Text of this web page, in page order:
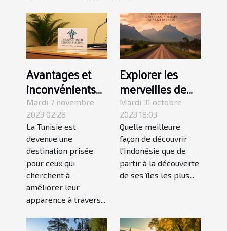
Avantages et
inconvénients
de faire une
chirurgie
esthétique en
Tunisie
Mardi 7 novembre
2023 02:28
La Tunisie est
devenue une
destination prisée
pour ceux qui
cherchent à
améliorer leur
apparence à travers...
Explorer les
merveilles de
Java, Bali et
Sulawesi : un
guide complet
pour un circuit
indépendant en
Indonésie
Mardi 31 octobre
2023 18:03
Quelle meilleure
façon de découvrir
l'Indonésie que de
partir à la découverte
de ses îles les plus...